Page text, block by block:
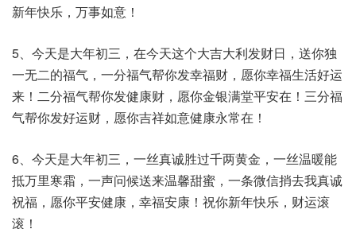
新年快乐，万事如意！
5、今天是大年初三，在今天这个大吉大利发财日，送你独
一无二的福气，一分福气帮你发幸福财，愿你幸福生活好运
来！二分福气帮你发健康财，愿你金银满堂平安在！三分福
气帮你发好运财，愿你吉祥如意健康永常在！
6、今天是大年初三，一丝真诚胜过千两黄金，一丝温暖能
抵万里寒霜，一声问候送来温馨甜蜜，一条微信捎去我真诚
祝福，愿你平安健康，幸福安康！祝你新年快乐，财运滚
滚！